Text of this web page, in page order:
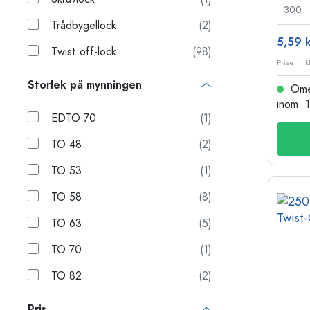
Trådbygellock
(2)
Twist off-lock
(98)
Storlek på mynningen
EDTO 70
(1)
TO 48
(2)
TO 53
(1)
TO 58
(8)
TO 63
(5)
TO 70
(1)
TO 82
(2)
300
5,59
Priser
inom: